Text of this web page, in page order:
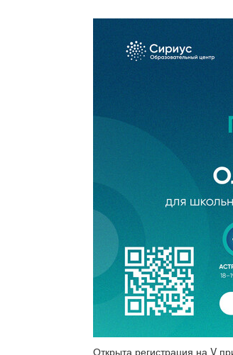
Открыта регистрация на V